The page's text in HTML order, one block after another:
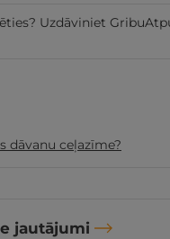
Uzdāviniet
dāvanu ceļazīme?
jautājumi